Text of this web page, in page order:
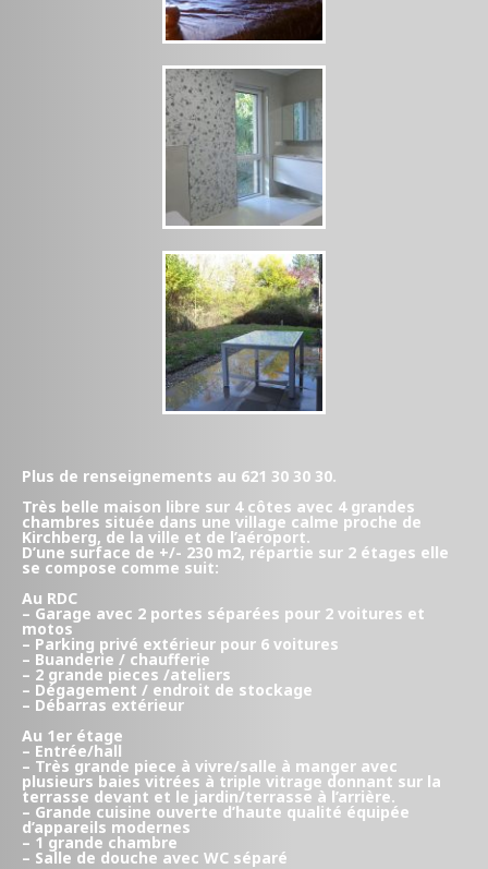
Plus de renseignements au 621 30 30 30.
Très belle maison libre sur 4 côtes avec 4 grandes
chambres située dans une village calme proche de
Kirchberg, de la ville et de l’aéroport.
D’une surface de +/- 230 m2, répartie sur 2 étages elle
se compose comme suit:
Au RDC
– Garage avec 2 portes séparées pour 2 voitures et
motos
– Parking privé extérieur pour 6 voitures
– Buanderie / chaufferie
– 2 grande pieces /ateliers
– Dégagement / endroit de stockage
– Débarras extérieur
Au 1er étage
– Entrée/hall
– Très grande piece à vivre/salle à manger avec
plusieurs baies vitrées à triple vitrage donnant sur la
terrasse devant et le jardin/terrasse à l’arrière.
– Grande cuisine ouverte d’haute qualité équipée
d’appareils modernes
– 1 grande chambre
– Salle de douche avec WC séparé